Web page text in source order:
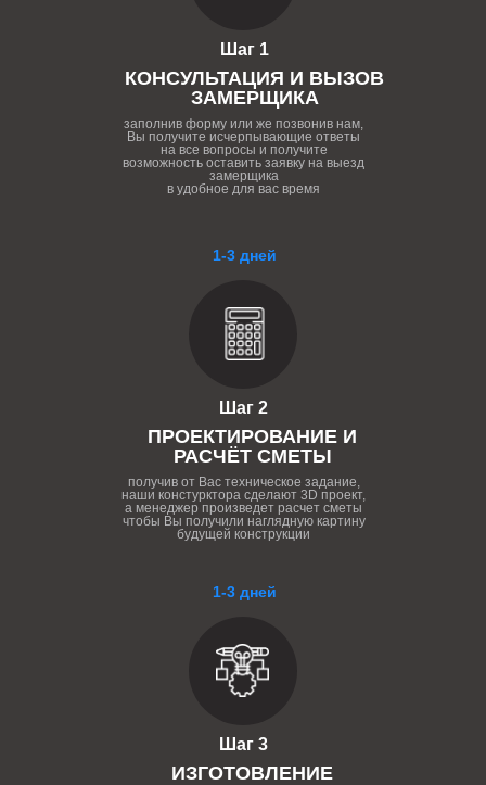
1-3 дней
Шаг 3
ИЗГОТОВЛЕНИЕ
1-3 дней
Шаг 2
ПРОЕКТИРОВАНИЕ И
РАСЧЁТ СМЕТЫ
получив от Вас техническое задание,
наши констурктора сделают 3D проект,
а менеджер произведет расчет сметы
чтобы Вы получили наглядную картину
будущей конструкции
Шаг 1
КОНСУЛЬТАЦИЯ И ВЫЗОВ
ЗАМЕРЩИКА
заполнив форму или же позвонив нам,
Вы получите исчерпывающие ответы
на все вопросы и получите
возможность оставить заявку на выезд
замерщика
в удобное для вас время